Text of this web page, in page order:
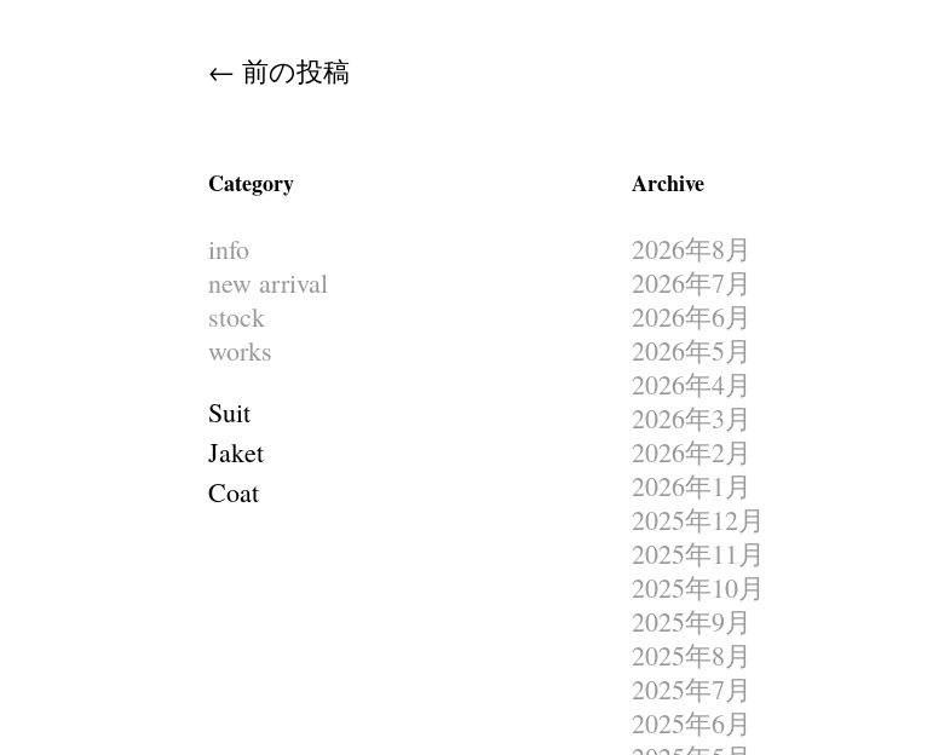
Post navigation
← 前の投稿
Category
info
new arrival
stock
works
Suit
Jaket
Coat
Archive
2026年8月
2026年7月
2026年6月
2026年5月
2026年4月
2026年3月
2026年2月
2026年1月
2025年12月
2025年11月
2025年10月
2025年9月
2025年8月
2025年7月
2025年6月